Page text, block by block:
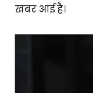
खबर आई है।